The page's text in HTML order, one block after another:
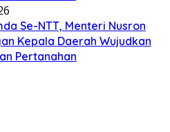
Se-NTT, Menteri Nusron
Kepala Daerah Wujudkan
Pertanahan